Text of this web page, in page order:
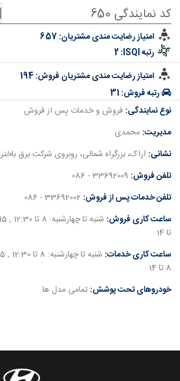
کد نمایندگی 650
امتیاز رضایت مندی مشتریان:
رتبه ISQI:
2
امتیاز رضایت مندی مشتریان فروش:
رتبه فروش:31
نوع نمایندگی: فروش و خدمات پس از فروش
مدیریت: محمدی
نشانی: اراک، بزرگراه شمالی، روبروی شرکت برق باختر
تلفن فروش:
تلفن خدمات پس از فروش:
ساعت کاری فروش:
تا 14
ساعت کاری خدمات:
8 تا 14
خودروهای تحت پوشش: تمامی مدل ها